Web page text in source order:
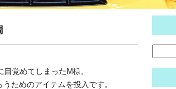
目覚めてしまったM様。
ためのアイテムを投入です。